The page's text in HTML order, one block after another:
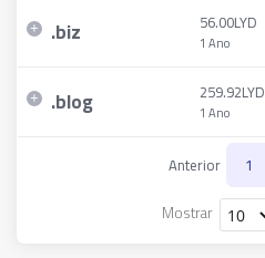
.biz 56.00LYD
1 Ano
.blog 259.92LYD
1 Ano
Anterior 1
Mostrar